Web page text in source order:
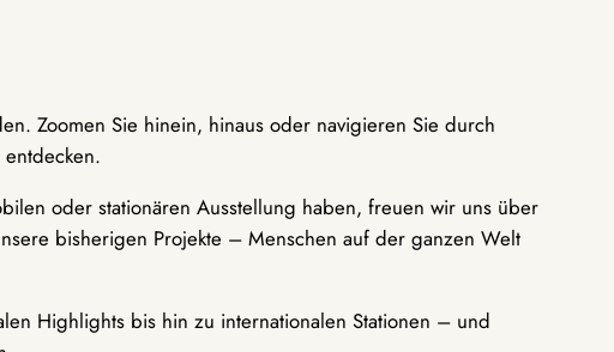
Zoomen Sie hinein, hinaus oder navigieren Sie durch
oder stationären Ausstellung haben, freuen wir uns über
bisherigen Projekte – Menschen auf der ganzen Welt
Highlights bis hin zu internationalen Stationen – und